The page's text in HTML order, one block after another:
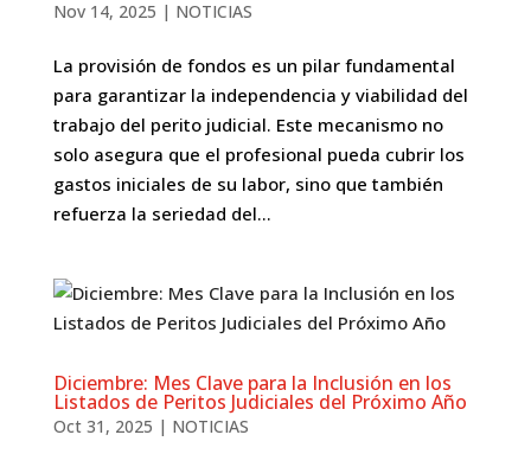
Nov 14, 2025 | NOTICIAS
La provisión de fondos es un pilar fundamental
para garantizar la independencia y viabilidad del
trabajo del perito judicial. Este mecanismo no
solo asegura que el profesional pueda cubrir los
gastos iniciales de su labor, sino que también
refuerza la seriedad del...
Diciembre: Mes Clave para la Inclusión en los
Listados de Peritos Judiciales del Próximo Año
Oct 31, 2025 | NOTICIAS